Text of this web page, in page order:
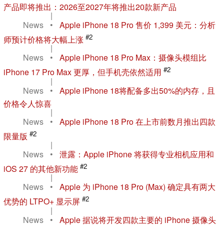
产品即将推出：2026至2027年将推出20款新产品
|
News
•
Apple iPhone 18 Pro 售价 1,399 美元：分析
师预计价格将大幅上涨 #2
|
News
•
Apple iPhone 18 Pro Max：摄像头模组比
iPhone 17 Pro Max 更厚，但手机壳依然适用 #2
|
News
•
Apple iPhone 18将配备多出50%的内存，且
价格令人惊喜
|
News
•
Apple iPhone 18 Pro 在上市前数月推出四款
限量版 #2
|
News
•
泄露：Apple iPhone 将获得专业相机应用和
iOS 27 的其他新功能 #2
|
News
•
Apple 为 iPhone 18 Pro (Max) 确定具有两大
优势的 LTPO+ 显示屏 #2
|
News
•
Apple 据说将开发四款主要的 iPhone 摄像头